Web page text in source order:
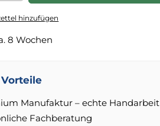
hinzufügen
8 Wochen
Manufaktur – echte Handarbeit
Fachberatung